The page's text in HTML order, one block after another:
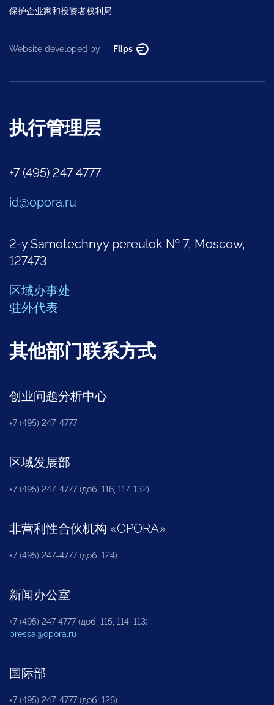
保护企业家和投资者权利局
Website developed by — Flips
执行管理层
+7 (495) 247 4777
id@opora.ru
2-y Samotechnyy pereulok № 7, Moscow,
127473
区域办事处
驻外代表
其他部门联系方式
创业问题分析中心
+7 (495) 247-4777
区域发展部
+7 (495) 247-4777 (доб. 116, 117, 132)
非营利性合伙机构 «OPORA»
+7 (495) 247-4777 (доб. 124)
新闻办公室
+7 (495) 247 4777 (доб. 115, 114, 113)
pressa@opora.ru
国际部
+7 (495) 247-4777 (доб. 126)